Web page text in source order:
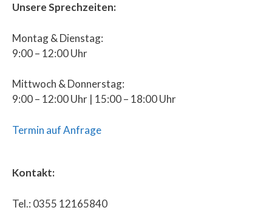
Unsere Sprechzeiten:
Montag & Dienstag:
9:00 – 12:00 Uhr
Mittwoch & Donnerstag:
9:00 – 12:00 Uhr | 15:00 – 18:00 Uhr
Termin auf Anfrage
Kontakt:
Tel.: 0355 12165840